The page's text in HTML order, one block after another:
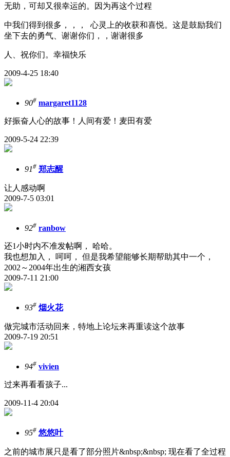
无助，可却又很幸运的。因为再这个过程
中我们得到很多，，， 心灵上的收获和喜悦。这是鼓励我们
坐下去的勇气、谢谢你们，，谢谢很多
人、祝你们。幸福快乐
2009-4-25 18:40
90# margaret1128
好振奋人心的故事！人间有爱！麦田有爱
2009-5-24 22:39
91# 郑志醒
让人感动啊
2009-7-5 03:01
92# ranbow
还1小时内不准发帖啊， 哈哈。
我也想加入， 呵呵， 但是我希望能够长期帮助其中一个，
2002～2004年出生的湘西女孩
2009-7-11 21:00
93# 烟火花
做完城市活动回来，特地上论坛来再重读这个故事
2009-7-19 20:51
94# vivien
过来再看看孩子...
2009-11-4 20:04
95# 悠悠叶
之前的城市展只是看了部分照片&nbsp;&nbsp; 现在看了全过程